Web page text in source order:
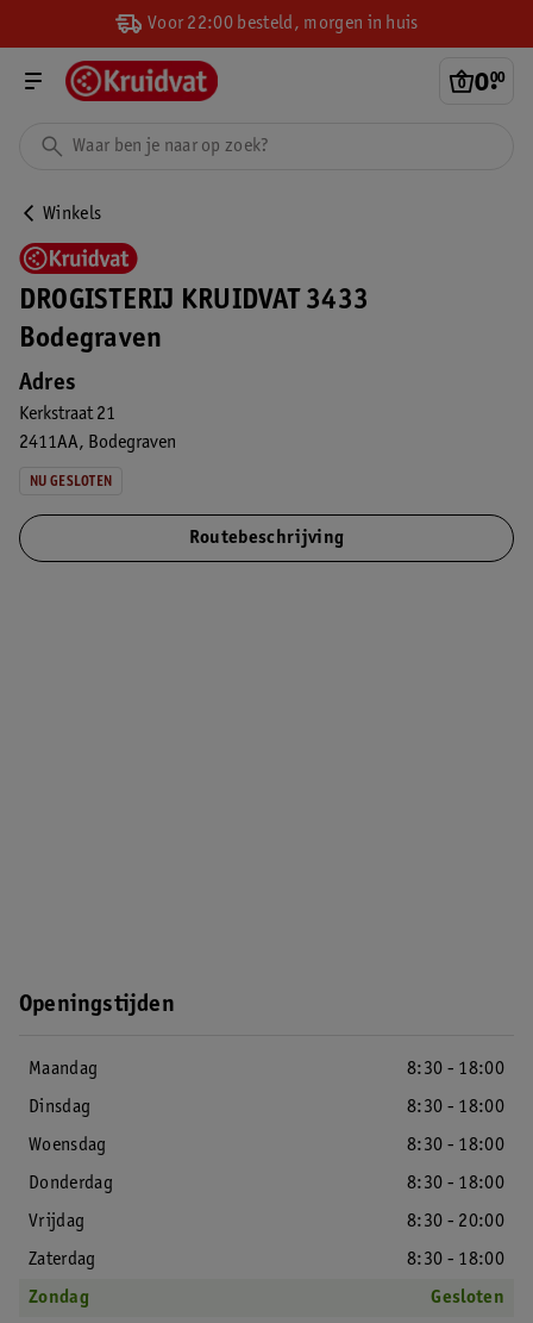
Voor 22:00 besteld, morgen in huis
0.
00
Winkels
DROGISTERIJ KRUIDVAT 3433
Bodegraven
Adres
Kerkstraat 21
2411AA
Bodegraven
NU GESLOTEN
Routebeschrijving
Openingstijden
Maandag
8:30 - 18:00
Dinsdag
8:30 - 18:00
Woensdag
8:30 - 18:00
Donderdag
8:30 - 18:00
Vrijdag
8:30 - 20:00
Zaterdag
8:30 - 18:00
Zondag
Gesloten